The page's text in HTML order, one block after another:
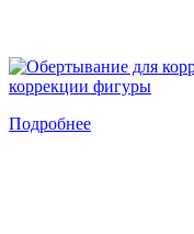
коррекции фигуры
Подробнее